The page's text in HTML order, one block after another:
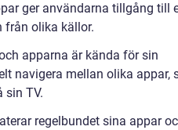
ger användarna tillgång till
från olika källor.
apparna är kända för sin
navigera mellan olika appar,
sin TV.
regelbundet sina appar